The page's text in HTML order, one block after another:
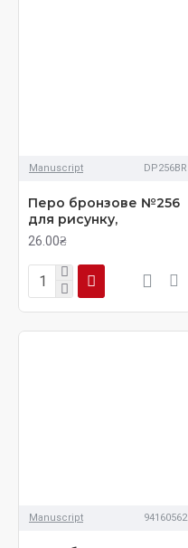
Manuscript DP256BR
Перо бронзове №256
для рисунку,
26.00₴
Manuscript 94160562